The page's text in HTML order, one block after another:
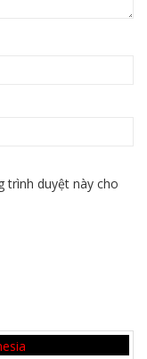
trình duyệt này cho